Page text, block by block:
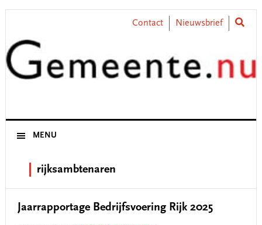
Skip
primary
navigation
Skip
content
Skip
primary
sidebar
Skip
footer
Contact Nieuwsbrief
MENU
rijksambtenaren
Jaarrapportage Bedrijfsvoering Rijk 2025